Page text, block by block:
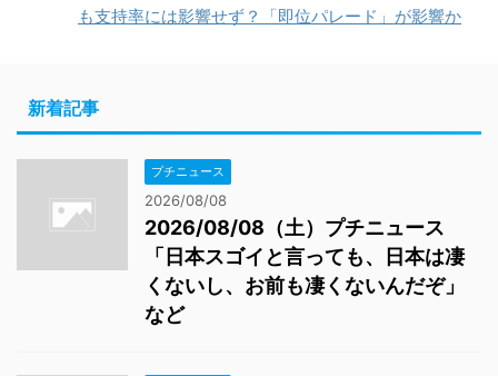
も支持率には影響せず？「即位パレード」が影響か
新着記事
プチニュース
2026/08/08
2026/08/08（土）プチニュース
「日本スゴイと言っても、日本は凄
くないし、お前も凄くないんだぞ」
など